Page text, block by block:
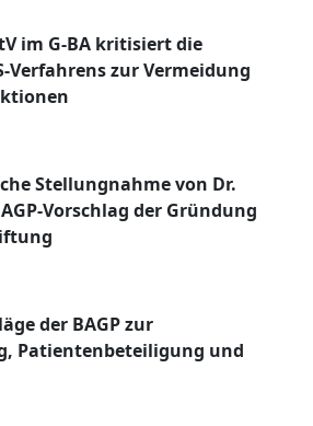
im G-BA kritisiert die
Verfahrens zur Vermeidung
Stellungnahme von Dr.
Vorschlag der Gründung
der BAGP zur
Patientenbeteiligung und